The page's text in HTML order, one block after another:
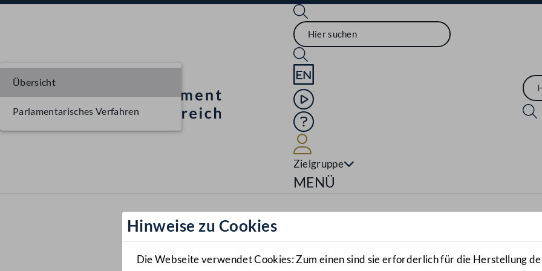
Sprache English
Mediathek
Hilfe
Zielgruppe
Navigationsmenü öffnen
MENÜ
Hinweise zu Cookies
Die Webseite verwendet Cookies: Zum einen sind sie erforderlich für die Herstellung
Übersicht
Parlamentarisches Verfahren